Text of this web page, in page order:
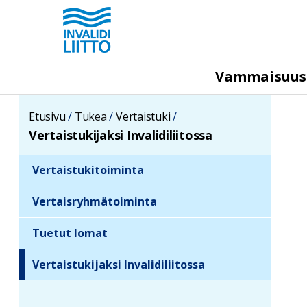
pääsisältöön
e
g
a
m
e
n
u
Vammaisuus
Etusivu Tukea Vertaistuki
Vertaistukijaksi Invalidiliitossa
S
d
a
Vertaistukitoiminta
Vertaisryhmätoiminta
Tuetut lomat
Vertaistukijaksi Invalidiliitossa